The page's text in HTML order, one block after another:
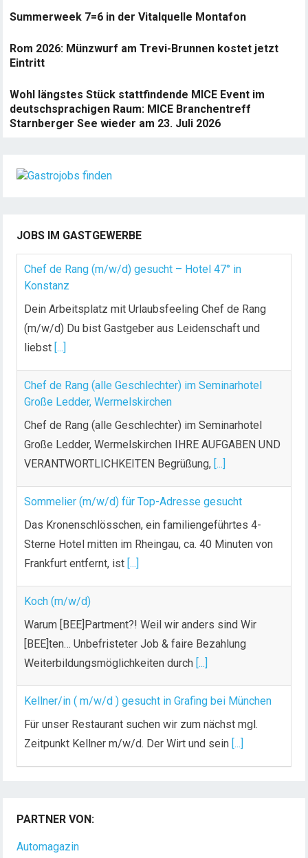
Summerweek 7=6 in der Vitalquelle Montafon
Rom 2026: Münzwurf am Trevi-Brunnen kostet jetzt
Eintritt
Wohl längstes Stück stattfindende MICE Event im
deutschsprachigen Raum: MICE Branchentreff
Starnberger See wieder am 23. Juli 2026
JOBS IM GASTGEWERBE
Chef de Rang (m/w/d) gesucht – Hotel 47° in
Konstanz
Dein Arbeitsplatz mit Urlaubsfeeling Chef de Rang
(m/w/d) Du bist Gastgeber aus Leidenschaft und
liebst [...]
Chef de Rang (alle Geschlechter) im Seminarhotel
Große Ledder, Wermelskirchen
Chef de Rang (alle Geschlechter) im Seminarhotel
Große Ledder, Wermelskirchen IHRE AUFGABEN UND
VERANTWORTLICHKEITEN Begrüßung, [...]
Sommelier (m/w/d) für Top-Adresse gesucht
Das Kronenschlösschen, ein familiengeführtes 4-
Sterne Hotel mitten im Rheingau, ca. 40 Minuten von
Frankfurt entfernt, ist [...]
Koch (m/w/d)
Warum [BEE]Partment?! Weil wir anders sind Wir
[BEE]ten… Unbefristeter Job & faire Bezahlung
Weiterbildungsmöglichkeiten durch [...]
Kellner/in ( m/w/d ) gesucht in Grafing bei München
Für unser Restaurant suchen wir zum nächst mgl.
Zeitpunkt Kellner m/w/d. Der Wirt und sein [...]
PARTNER VON:
Automagazin